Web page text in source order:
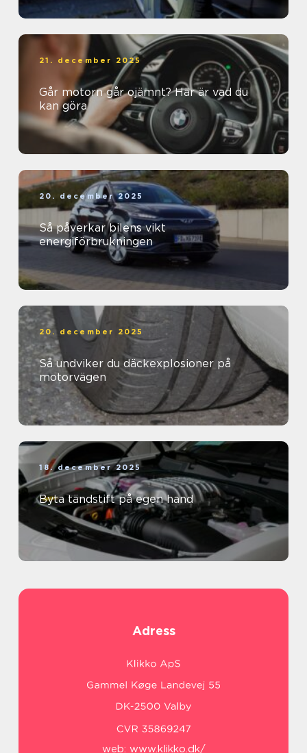
21. december 2025
Går motorn går ojämnt? Här är vad du
kan göra
20. december 2025
Så påverkar bilens vikt
energiförbrukningen
20. december 2025
Så undviker du däckexplosioner på
motorvägen
18. december 2025
Byta tändstift på egen hand
Adress
web: www.klikko.dk/